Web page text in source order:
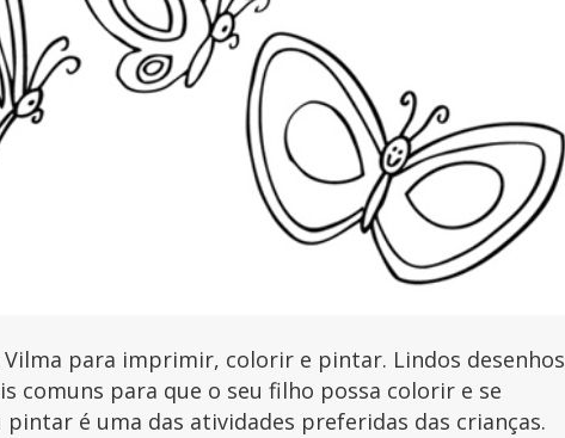
Vilma para imprimir, colorir e pintar. Lindos desenhos
comuns para que o seu filho possa colorir e se
é uma das atividades preferidas das crianças.